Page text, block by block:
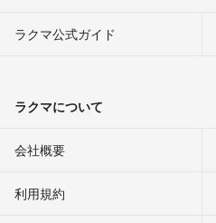
ラクマ公式ガイド
ラクマについて
会社概要
利用規約